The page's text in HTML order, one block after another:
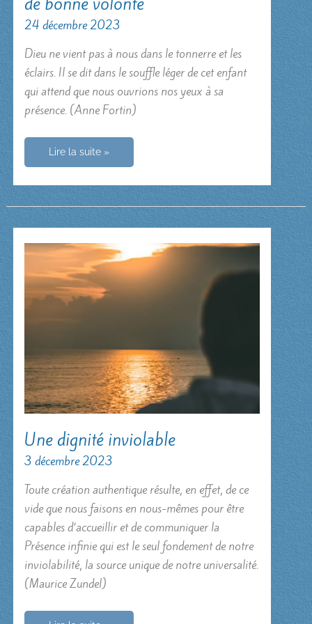
24 décembre 2023
Dieu ne vient pas à nous dans le tonnerre et les
éclairs. Il se dit dans le souffle léger de cet enfant
qui attend que nous ouvrions nos yeux à sa
présence. (Anne Fortin)
Paix
hommes
aux
femmes
de
bonne
volonté
Lire la suite »
Une dignité inviolable
3 décembre 2023
Toute création authentique résulte, en effet, de ce
vide que nous faisons en nous-mêmes pour être
capables d’accueillir et de communiquer la
Présence infinie qui est le seul fondement de notre
inviolabilité, la source unique de notre universalité.
(Maurice Zundel)